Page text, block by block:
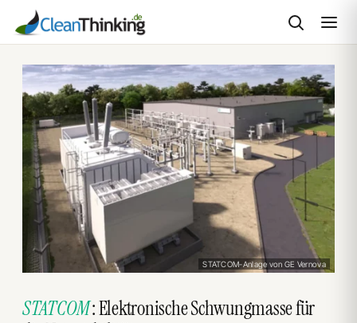
Inhalt
springen
STATCOM-Anlage von GE Vernova
STATCOM: Elektronische Schwungmasse für